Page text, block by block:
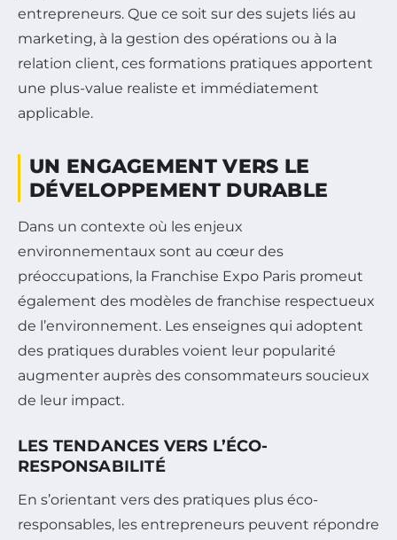
entrepreneurs. Que ce soit sur des sujets liés au
marketing, à la gestion des opérations ou à la
relation client, ces formations pratiques apportent
une plus-value realiste et immédiatement
applicable.
UN ENGAGEMENT VERS LE
DÉVELOPPEMENT DURABLE
Dans un contexte où les enjeux
environnementaux sont au cœur des
préoccupations, la Franchise Expo Paris promeut
également des modèles de franchise respectueux
de l’environnement. Les enseignes qui adoptent
des pratiques durables voient leur popularité
augmenter auprès des consommateurs soucieux
de leur impact.
LES TENDANCES VERS L’ÉCO-
RESPONSABILITÉ
En s’orientant vers des pratiques plus éco-
responsables, les entrepreneurs peuvent répondre